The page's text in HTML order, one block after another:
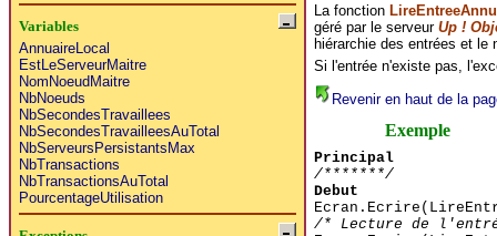
Variables
AnnuaireLocal
EstLeServeurMaitre
NomNoeudMaitre
NbNoeuds
NbSecondesTravaillees
NbSecondesTravailleesAuTotal
NbServeursPersistantsMax
NbTransactions
NbTransactionsAuTotal
PourcentageUtilisation
La fonction
géré par le serveur Up !
hiérarchie des entrées et le
Si l'entrée n'existe pas,
Revenir en haut de la
Exemple
Principal
/*******/
Debut
/* Lecture de